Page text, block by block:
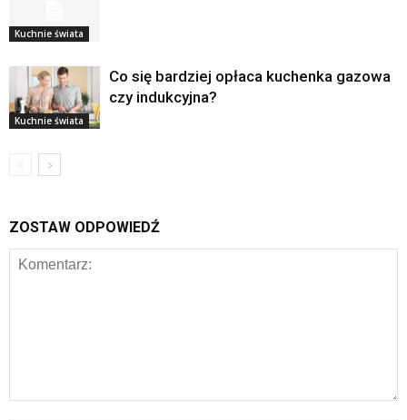
Kuchnie świata
Kuchnie świata
Co się bardziej opłaca kuchenka gazowa
czy indukcyjna?
ZOSTAW ODPOWIEDŹ